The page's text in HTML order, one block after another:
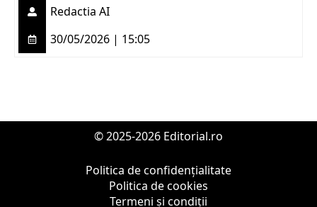
Redactia AI
30/05/2026 | 15:05
© 2025-2026 Editorial.ro
Politica de confidențialitate
Politica de cookies
Termeni și condiții